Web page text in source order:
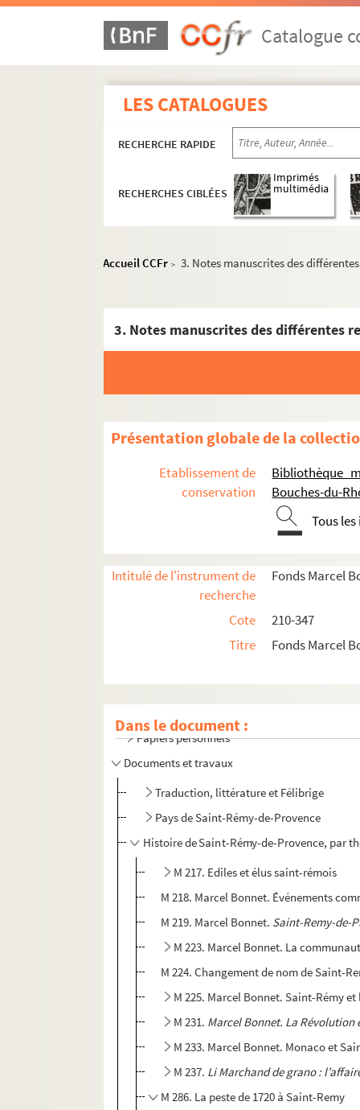
Catalogue
LES CATALOGUES
RECHERCHE RAPIDE
RECHERCHES CIBLÉES
Imprimés
multimédia
Accueil CCFr > 3. Notes manuscrites des
3. Notes manuscrites des différentes
Présentation globale de la
Etablissement de
conservation
Bibliothèque
Bouches-du-
Tous
Intitulé de l'instrument de
recherche
Fonds Marcel
Cote
210-347
Titre
Fonds Marcel
Dans le document :
Papiers personnels
Documents et travaux
Traduction, littérature et Félibrige
Pays de Saint-Rémy-de-Provence
Histoire de Saint-Rémy-de-Provence, par
M 217. Ediles et élus saint-rémois
M 218. Marcel Bonnet. Événements
M 219. Marcel Bonnet. Saint-Remy-de-
M 223. Marcel Bonnet. La
M 224. Changement de nom de Saint-
M 225. Marcel Bonnet. Saint-Rémy
M 231. Marcel Bonnet. La Révolution
M 233. Marcel Bonnet. Monaco et
M 237. Li Marchand de grano :
M 286. La peste de 1720 à Saint-Remy